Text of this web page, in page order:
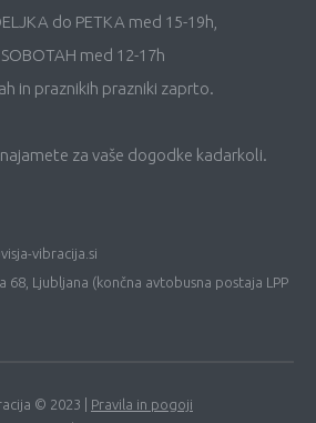
do PETKA med 15-19h,
med 12-17h
in praznikih prazniki zaprto.
za vaše dogodke kadarkoli.
vibracija.si
68, Ljubljana (končna avtobusna postaja LPP
© 2023 | Pravila in pogoji